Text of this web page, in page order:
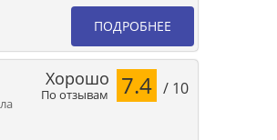
ПОДРОБНЕЕ
По отзывам
Хорошо 7.4 / 10